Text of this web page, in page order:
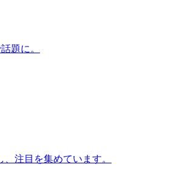
題に。
注目を集めています。